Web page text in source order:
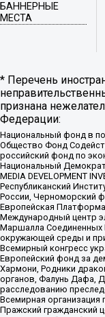
БАННЕРНЫЕ
МЕСТА
* Перечень
признана
Федерации:
Национальный фонд в
Общество Фонд
российский фонд по
Национальный
MEDIA DEVELOPMENT
Республиканский
России, Черноморский
Европейская
Международный центр
Маршалла Соединенных
окружающей среды и
Всемирный конгресс
Европейский фонд за
Хармони, Родники
органов, Фалунь Дафа,
расследованию
Всемирная организация
Пражский гражданский